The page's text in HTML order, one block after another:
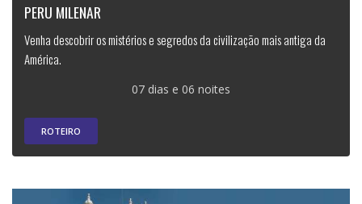
PERU MILENAR
Venha descobrir os mistérios e segredos da civilização mais antiga da
América.
07 dias e 06 noites
ROTEIRO